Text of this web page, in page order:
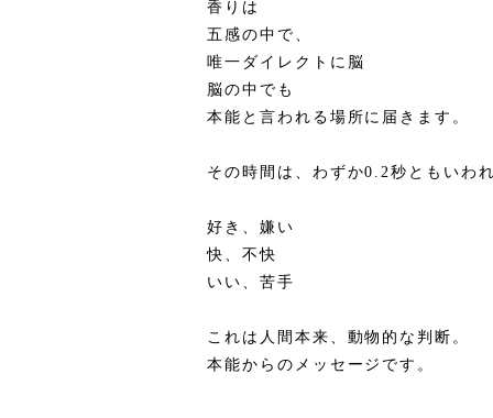
香りは
五感の中で、
唯一ダイレクトに脳
脳の中でも
本能と言われる場所に届きます。
その時間は、わずか0.2秒ともいわ
好き、嫌い
快、不快
いい、苦手
これは人間本来、動物的な判断。
本能からのメッセージです。